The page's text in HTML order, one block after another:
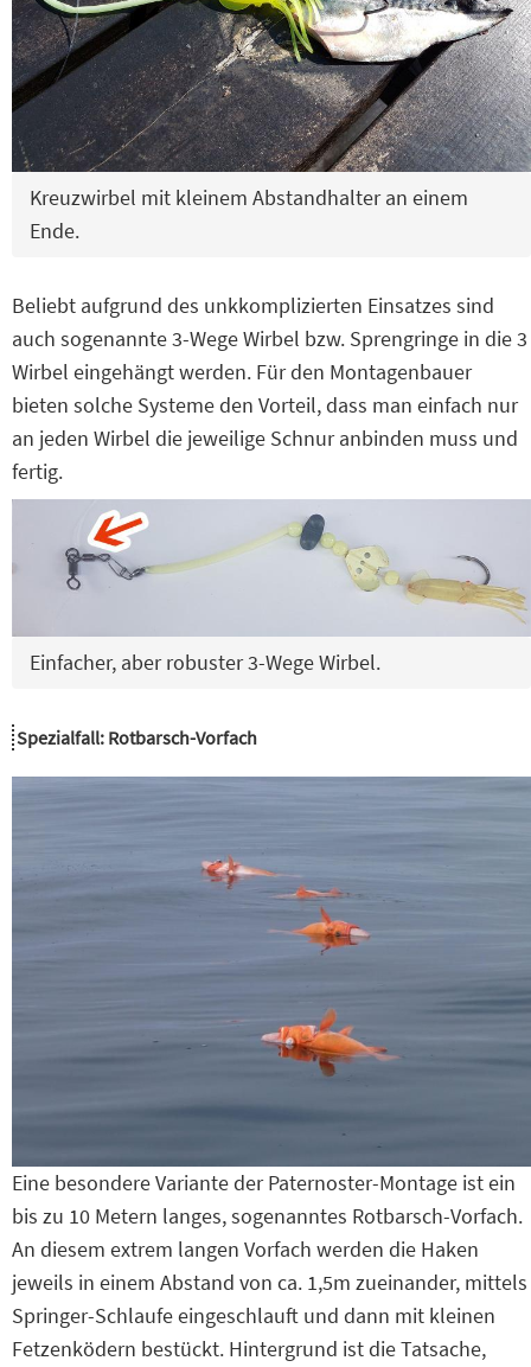
Kreuzwirbel mit kleinem Abstandhalter an einem
Ende.
Beliebt aufgrund des unkkomplizierten Einsatzes sind
auch sogenannte 3-Wege Wirbel bzw. Sprengringe in die 3
Wirbel eingehängt werden. Für den Montagenbauer
bieten solche Systeme den Vorteil, dass man einfach nur
an jeden Wirbel die jeweilige Schnur anbinden muss und
fertig.
Einfacher, aber robuster 3-Wege Wirbel.
Spezialfall: Rotbarsch-Vorfach
Eine besondere Variante der Paternoster-Montage ist ein
bis zu 10 Metern langes, sogenanntes Rotbarsch-Vorfach.
An diesem extrem langen Vorfach werden die Haken
jeweils in einem Abstand von ca. 1,5m zueinander, mittels
Springer-Schlaufe eingeschlauft und dann mit kleinen
Fetzenködern bestückt. Hintergrund ist die Tatsache,